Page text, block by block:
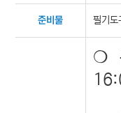
준비물 필기도
❍